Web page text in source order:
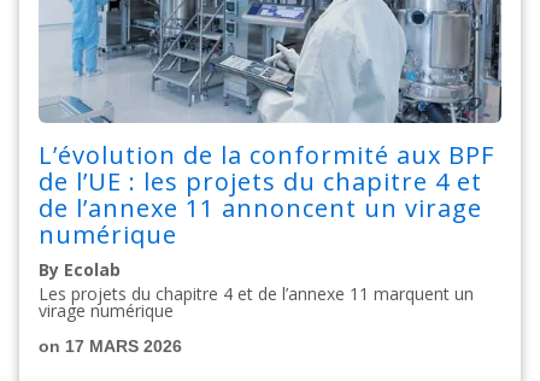
L’évolution de la conformité aux BPF
de l’UE : les projets du chapitre 4 et
de l’annexe 11 annoncent un virage
numérique
By Ecolab
Les projets du chapitre 4 et de l’annexe 11 marquent un
virage numérique
on 17 MARS 2026